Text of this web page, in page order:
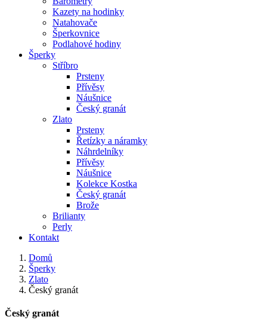
Kazety na hodinky
Natahovače
Šperkovnice
Podlahové hodiny
Šperky
Stříbro
Prsteny
Přívěsy
Náušnice
Český granát
Zlato
Prsteny
Řetízky a náramky
Náhrdelníky
Přívěsy
Náušnice
Kolekce Kostka
Český granát
Brože
Brilianty
Perly
Kontakt
Domů
Šperky
Zlato
Český granát
Český granát